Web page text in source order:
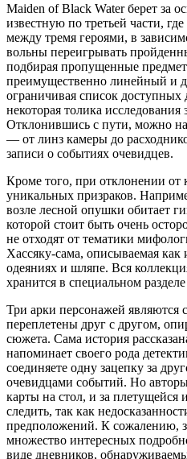
Maiden of Black Water берет за
известную по третьей части,
между тремя героями, в
вольны переигрывать
подбирая пропущенные
преимущественно линейный и
ограничивая список доступных
некоторая толика исследования
Отклонившись с пути, можно
— от линз камеры до
записи о событиях очевидцев.
Кроме того, при отклонении от
уникальных призраков.
возле лесной опушки обитает
которой стоит быть очень
не отходят от тематики
Хассяку-сама, описываемая
одеяниях и шляпе. Вся
хранится в специальном
Три арки персонажей являются
переплетены друг с другом,
сюжета. Сама история
напоминает своего рода
соединяете одну зацепку за
очевидцами событий. Но
карты на стол, и за плетущейся
следить, так как
предположений. К сожалению,
множество интересных
виде дневников,